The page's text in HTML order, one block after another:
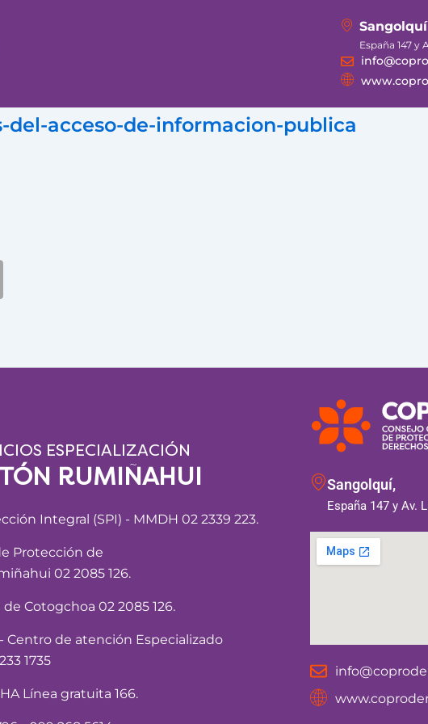
Sangolquí
España 147 y
del-acceso-de-informacion-publica
ESPECIALIZACIÓN
RUMIÑAHUI
Integral (SPI) - MMDH 02 2339 223.
Protección de
02 2085 126.
Cotogchoa 02 2085 126.
Centro de atención Especializado
1735
Línea gratuita 166.
Sangolquí,
España 147 y Av.